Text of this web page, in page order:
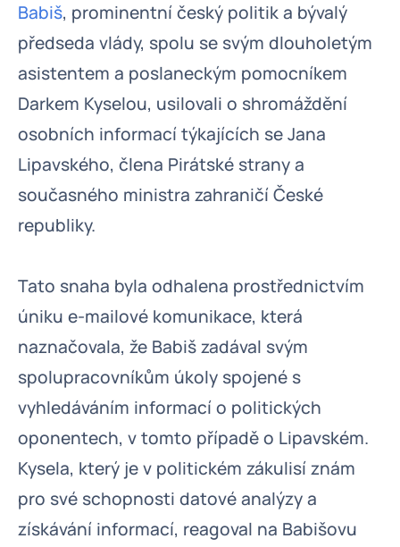
Babiš, prominentní český politik a bývalý
předseda vlády, spolu se svým dlouholetým
asistentem a poslaneckým pomocníkem
Darkem Kyselou, usilovali o shromáždění
osobních informací týkajících se Jana
Lipavského, člena Pirátské strany a
současného ministra zahraničí České
republiky.
Tato snaha byla odhalena prostřednictvím
úniku e-mailové komunikace, která
naznačovala, že Babiš zadával svým
spolupracovníkům úkoly spojené s
vyhledáváním informací o politických
oponentech, v tomto případě o Lipavském.
Kysela, který je v politickém zákulisí znám
pro své schopnosti datové analýzy a
získávání informací, reagoval na Babišovu